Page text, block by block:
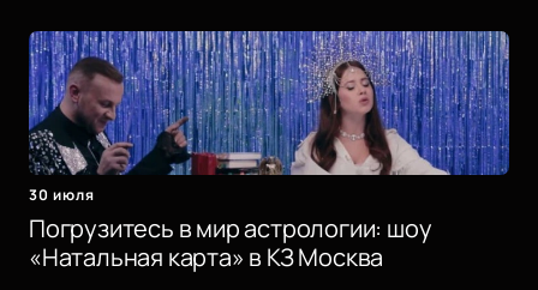
30 июля
Погрузитесь в мир астрологии: шоу
«Натальная карта» в КЗ Москва